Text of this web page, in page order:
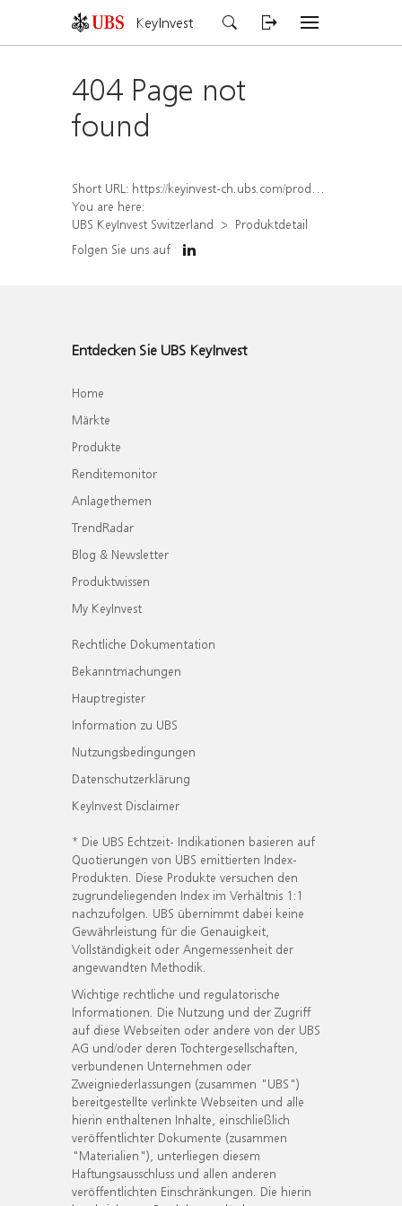
KeyInvest
404 Page not
found
Short URL: https://keyinvest-ch.ubs.com/produkt/detail/index/isin/CH1578797016
You are here:
UBS KeyInvest Switzerland
Produktdetail
Folgen Sie uns auf
Entdecken Sie UBS KeyInvest
Home
Märkte
Produkte
Renditemonitor
Anlagethemen
TrendRadar
Blog & Newsletter
Produktwissen
My KeyInvest
Rechtliche Dokumentation
Bekanntmachungen
Hauptregister
Information zu UBS
Nutzungsbedingungen
Datenschutzerklärung
KeyInvest Disclaimer
* Die UBS Echtzeit- Indikationen basieren auf
Quotierungen von UBS emittierten Index-
Produkten. Diese Produkte versuchen den
zugrundeliegenden Index im Verhältnis 1:1
nachzufolgen. UBS übernimmt dabei keine
Gewährleistung für die Genauigkeit,
Vollständigkeit oder Angemessenheit der
angewandten Methodik.
Wichtige rechtliche und regulatorische
Informationen. Die Nutzung und der Zugriff
auf diese Webseiten oder andere von der UBS
AG und/oder deren Tochtergesellschaften,
verbundenen Unternehmen oder
Zweigniederlassungen (zusammen "UBS")
bereitgestellte verlinkte Webseiten und alle
hierin enthaltenen Inhalte, einschließlich
veröffentlichter Dokumente (zusammen
"Materialien"), unterliegen diesem
Haftungsausschluss und allen anderen
veröffentlichten Einschränkungen. Die hierin